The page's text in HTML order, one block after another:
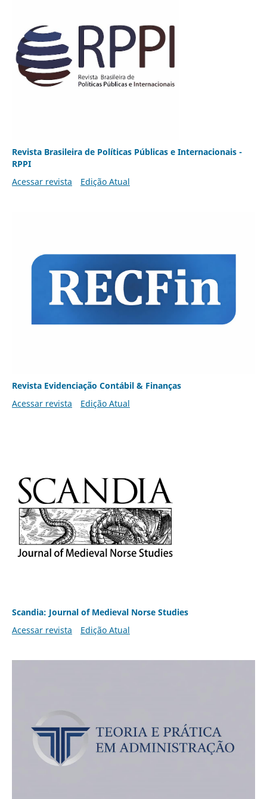
Revista Brasileira de Políticas Públicas e Internacionais -
RPPI
Acessar revista
Edição Atual
Revista Evidenciação Contábil & Finanças
Acessar revista
Edição Atual
Scandia: Journal of Medieval Norse Studies
Acessar revista
Edição Atual